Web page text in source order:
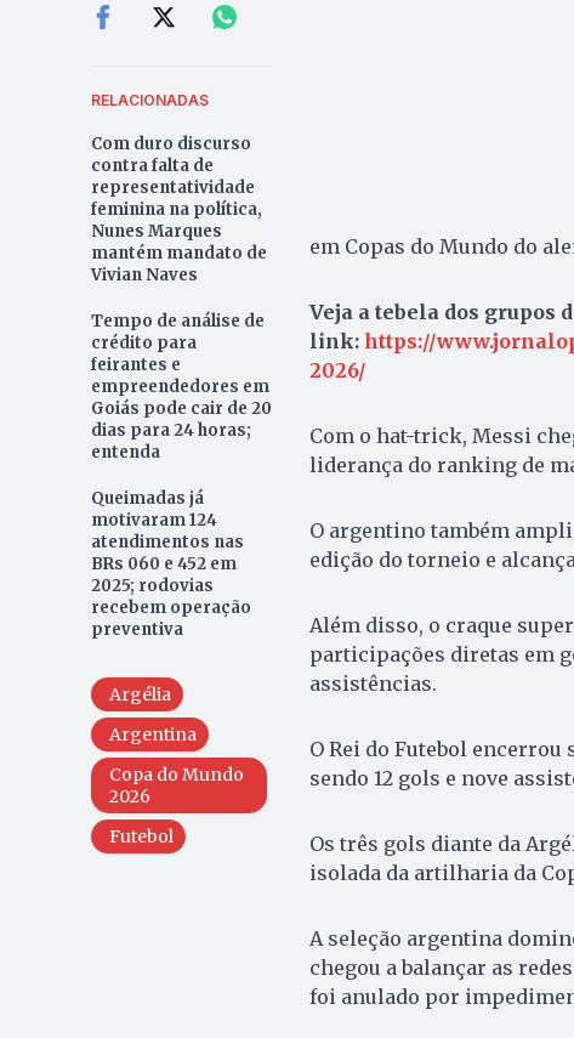
RELACIONADAS
Com duro discurso
contra falta de
representatividade
feminina na política,
Nunes Marques
mantém mandato de
Vivian Naves
Tempo de análise de
crédito para
feirantes e
empreendedores em
Goiás pode cair de 20
dias para 24 horas;
entenda
Queimadas já
motivaram 124
atendimentos nas
BRs 060 e 452 em
2025; rodovias
recebem operação
preventiva
Argélia
Argentina
Copa do Mundo
2026
Futebol
em Copas do Mundo do
Veja a tebela dos grupos
link: https://
2026/
Com o hat-trick, Messi
liderança do ranking de
O argentino também
edição do torneio e
Além disso, o craque
participações diretas em
assistências.
O Rei do Futebol
sendo 12 gols e nove
Os três gols diante da
isolada da artilharia da
A seleção argentina
chegou a balançar as
foi anulado por